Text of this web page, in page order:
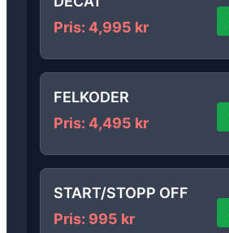
Pris: 4,995 kr
FELKODER
Pris: 4,495 kr
START/STOPP OFF
Pris: 995 kr